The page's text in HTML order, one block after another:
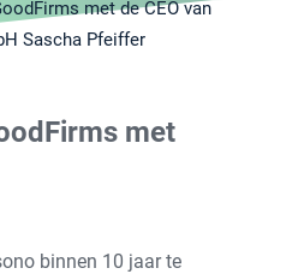
met de CEO van
Sascha Pfeiffer
met
binnen 10 jaar te